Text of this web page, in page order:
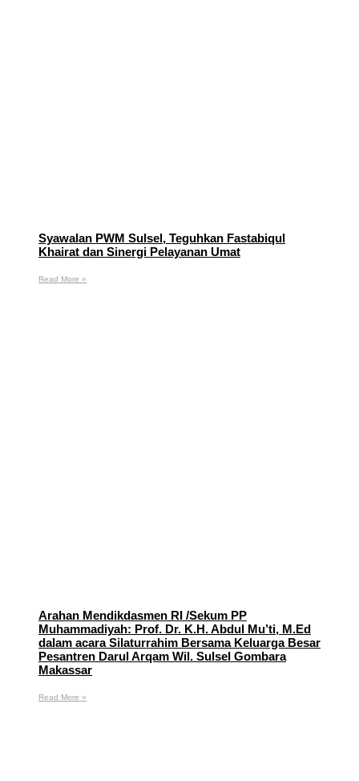
Syawalan PWM Sulsel, Teguhkan Fastabiqul
Khairat dan Sinergi Pelayanan Umat
Read More »
Arahan Mendikdasmen RI /Sekum PP
Muhammadiyah: Prof. Dr. K.H. Abdul Mu’ti, M.Ed
dalam acara Silaturrahim Bersama Keluarga Besar
Pesantren Darul Arqam Wil. Sulsel Gombara
Makassar
Read More »